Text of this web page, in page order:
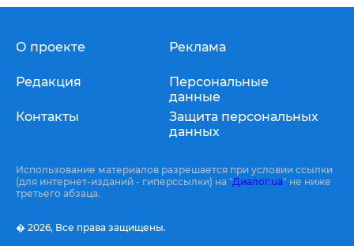
О проекте
Редакция
Контакты
Реклама
Персональные
данные
Защита персональных
данных
Использование материалов разрешается при условии ссылки
(для интернет-изданий - гиперссылки) на "Диалог.ua" не ниже
третьего абзаца.
� 2026, Все права защищены.